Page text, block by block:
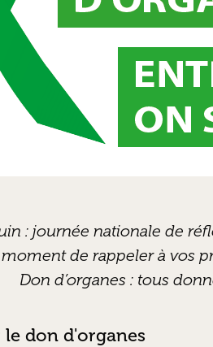
: journée nationale de
moment de rappeler à vos
Don d’organes : tous
don d'organes